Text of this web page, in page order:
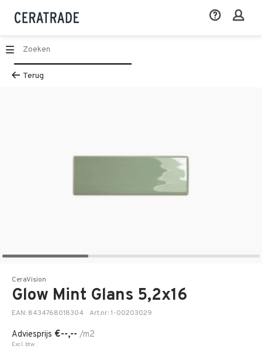
Terug
CeraVision
Glow Mint Glans 5,2x16
EAN: 8434768018304 Art.nr: 1-00203029
Adviesprijs €--,-- /m2
Excl. btw